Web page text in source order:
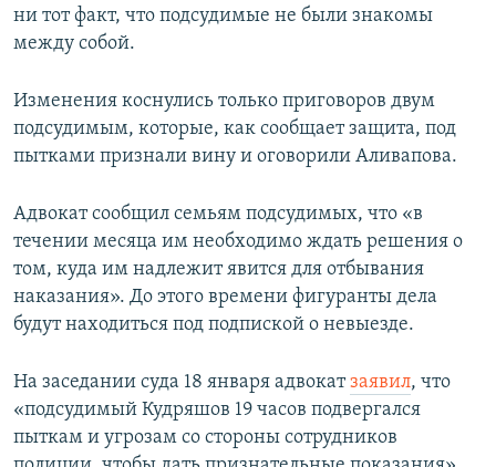
ни тот факт, что подсудимые не были знакомы
между собой.
Изменения коснулись только приговоров двум
подсудимым, которые, как сообщает защита, под
пытками признали вину и оговорили Аливапова.
Адвокат сообщил семьям подсудимых, что «в
течении месяца им необходимо ждать решения о
том, куда им надлежит явится для отбывания
наказания». До этого времени фигуранты дела
будут находиться под подпиской о невыезде.
На заседании суда 18 января адвокатзаявил, что
«подсудимый Кудряшов 19 часов подвергался
пыткам и угрозам со стороны сотрудников